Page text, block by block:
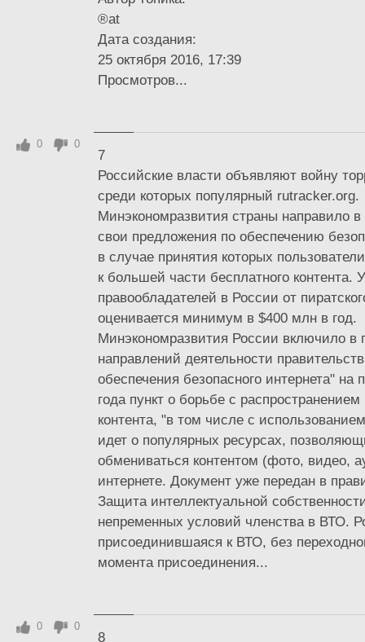
®at
Дата создания:
25 октября 2016, 17:39
Просмотров...
7
Российские власти объявляют войну
среди которых популярный rutracker.org.
Минэкономразвития страны направило в
свои предложения по обеспечению
в случае принятия которых
к большей части бесплатного контента.
правообладателей в России от
оценивается минимум в $400 млн в год.
Минэкономразвития России включило в
направлений деятельности
обеспечения безопасного интернета" на
года пункт о борьбе с распространением
контента, "в том числе с
идет о популярных ресурсах,
обмениваться контентом (фото, видео,
интернете. Документ уже передан в
Защита интеллектуальной
непременных условий членства в ВТО.
присоединившаяся к ВТО, без
момента присоединения...
0 0
8
0 0